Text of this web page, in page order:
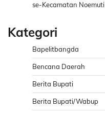
se-Kecamatan Noemuti
Kategori
Bapelitbangda
Bencana Daerah
Berita Bupati
Berita Bupati/Wabup